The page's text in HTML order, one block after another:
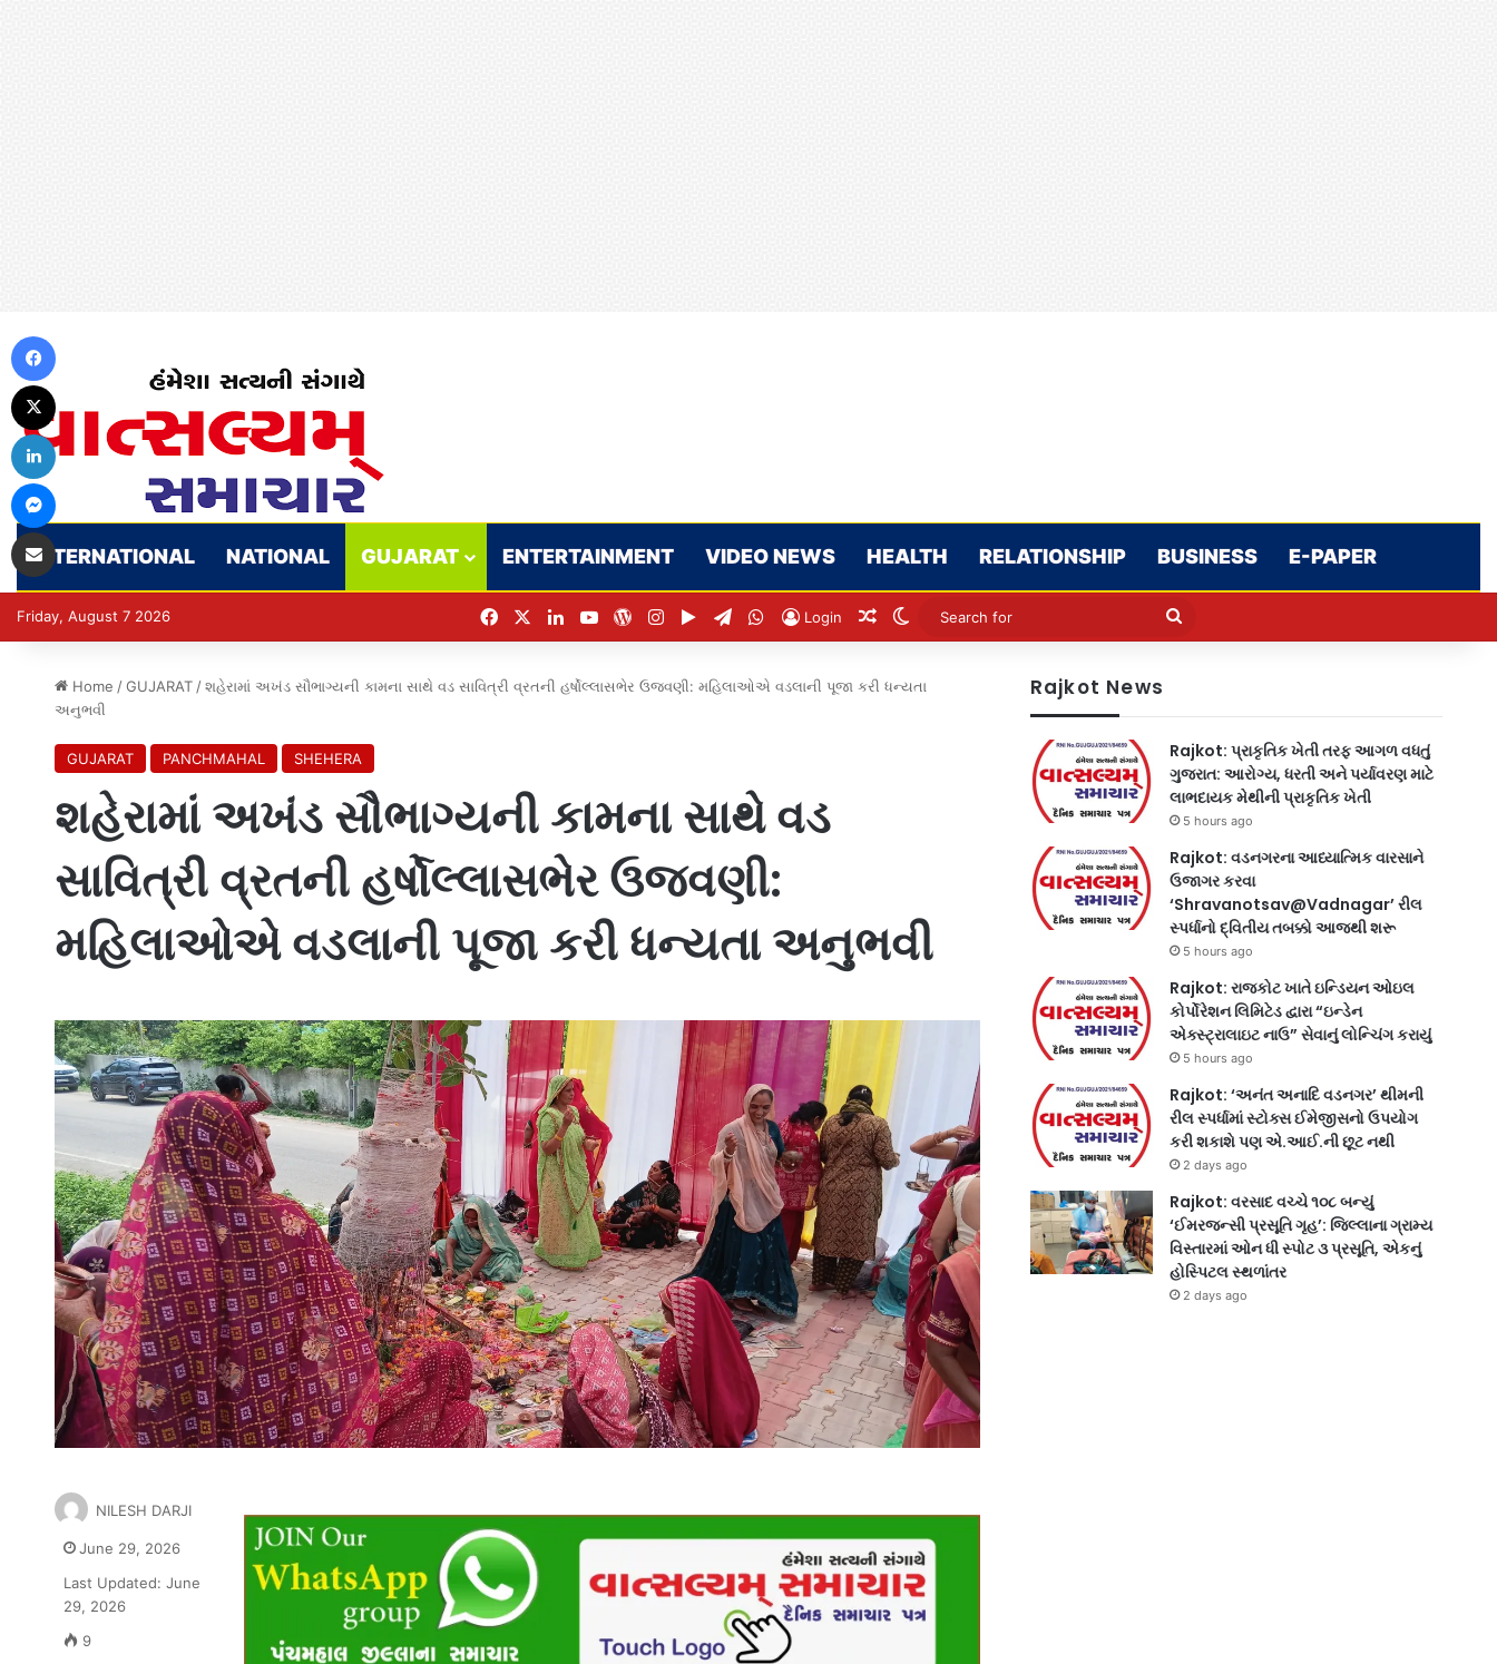
INTERNATIONAL NATIONAL GUJARAT ENTERTAINMENT VIDEO NEWS HEALTH RELATIONSHIP BUSINESS E-PAPER
Friday, August 7 2026 FacebookLinkedInYouTubeWordPress
Instagram
Google Play
Telegram
WhatsApp
Login Random Article
Switch skin
Search
Home / GUJARAT / શહેરામાં અખંડ સૌભાગ્યની કામના સાથે વડ સાવિત્રી વ્રતની હર્ષોલ્લાસભેર ઉજવણી: મહિલાઓએ વડલાની પૂજા કરી ધન્યતા
અનુભવી
GUJARAT PANCHMAHAL SHEHERA
શહેરામાં અખંડ સૌભાગ્યની કામના સાથે વડ
સાવિત્રી વ્રતની હર્ષોલ્લાસભેર ઉજવણી:
મહિલાઓએ વડલાની પૂજા કરી ધન્યતા અનુભવી
NILESH DARJI
June 29, 2026
Last Updated: June
29, 2026
9
Rajkot News
Rajkot: પ્રાકૃતિક ખેતી તરફ આગળ વધતું
ગુજરાત: આરોગ્ય, ધરતી અને પર્યાવરણ માટે
લાભદાયક મેથીની પ્રાકૃતિક ખેતી
5 hours ago
Rajkot: વડનગરના આધ્યાત્મિક વારસાને
ઉજાગર કરવા
‘Shravanotsav@Vadnagar’ રીલ
સ્પર્ધાનો દ્વિતીય તબક્કો આજથી શરૂ
5 hours ago
Rajkot: રાજકોટ ખાતે ઇન્ડિયન ઓઇલ
કોર્પોરેશન લિમિટેડ દ્વારા “ઇન્ડેન
એક્સ્ટ્રાલાઇટ નાઉ” સેવાનું લોન્ચિંગ કરાયું
5 hours ago
Rajkot: ‘અનંત અનાદિ વડનગર’ થીમની
રીલ સ્પર્ધામાં સ્ટોક્સ ઈમેજીસનો ઉપયોગ
કરી શકાશે પણ એ.આઈ.ની છૂટ નથી
2 days ago
Rajkot: વરસાદ વચ્ચે ૧૦૮ બન્યું
‘ઈમરજન્સી પ્રસૂતિ ગૃહ’: જિલ્લાના ગ્રામ્ય
વિસ્તારમાં ઓન ધી સ્પોટ ૩ પ્રસૂતિ, એકનું
હોસ્પિટલ સ્થળાંતર
2 days ago
LinkedIn